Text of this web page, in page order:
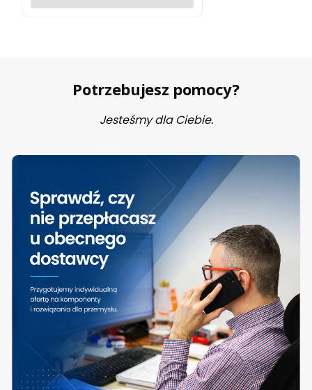
Potrzebujesz pomocy?
Jesteśmy dla Ciebie.